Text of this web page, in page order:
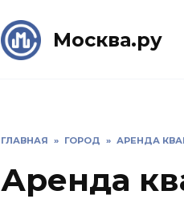
Москва.ру
ГЛАВНАЯ » ГОРОД » АРЕНДА
Аренда